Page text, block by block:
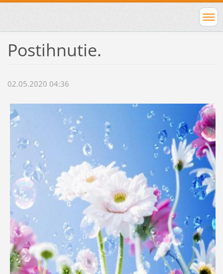
Postihnutie.
02.05.2020 04:36